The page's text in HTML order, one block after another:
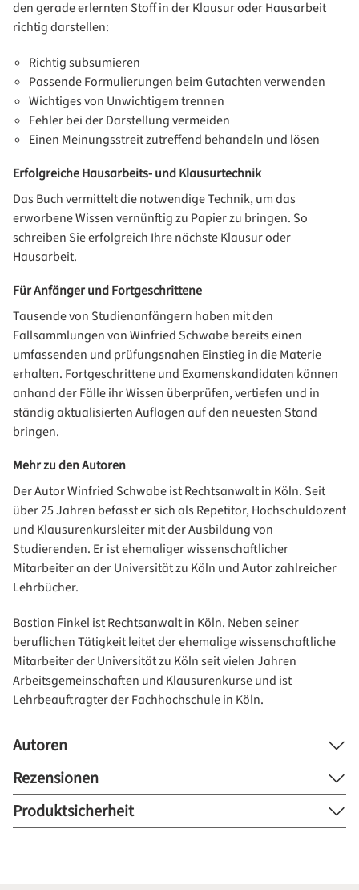
den gerade erlernten Stoff in der Klausur oder Hausarbeit
richtig darstellen:
Richtig subsumieren
Passende Formulierungen beim Gutachten verwenden
Wichtiges von Unwichtigem trennen
Fehler bei der Darstellung vermeiden
Einen Meinungsstreit zutreffend behandeln und lösen
Erfolgreiche Hausarbeits- und Klausurtechnik
Das Buch vermittelt die notwendige Technik, um das
erworbene Wissen vernünftig zu Papier zu bringen. So
schreiben Sie erfolgreich Ihre nächste Klausur oder
Hausarbeit.
Für Anfänger und Fortgeschrittene
Tausende von Studienanfängern haben mit den
Fallsammlungen von Winfried Schwabe bereits einen
umfassenden und prüfungsnahen Einstieg in die Materie
erhalten. Fortgeschrittene und Examenskandidaten können
anhand der Fälle ihr Wissen überprüfen, vertiefen und in
ständig aktualisierten Auflagen auf den neuesten Stand
bringen.
Mehr zu den Autoren
Der Autor Winfried Schwabe ist Rechtsanwalt in Köln. Seit
über 25 Jahren befasst er sich als Repetitor, Hochschuldozent
und Klausurenkursleiter mit der Ausbildung von
Studierenden. Er ist ehemaliger wissenschaftlicher
Mitarbeiter an der Universität zu Köln und Autor zahlreicher
Lehrbücher.
Bastian Finkel ist Rechtsanwalt in Köln. Neben seiner
beruflichen Tätigkeit leitet der ehemalige wissenschaftliche
Mitarbeiter der Universität zu Köln seit vielen Jahren
Arbeitsgemeinschaften und Klausurenkurse und ist
Lehrbeauftragter der Fachhochschule in Köln.
Autoren
Rezensionen
Produktsicherheit